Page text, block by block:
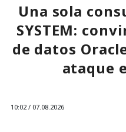
vigilar la actividad de las
dispositivos desconocidos.
Una sola
SYSTEM:
de datos
ataque
10:02 / 07.08.2026